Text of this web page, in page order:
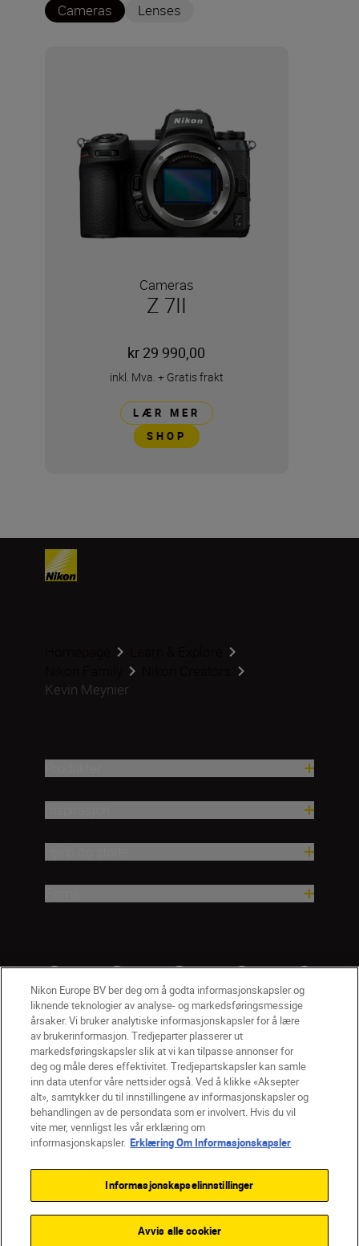
Cameras Lenses
Cameras
Z 7II
kr 29 990,00
inkl. Mva. + Gratis frakt
LÆR MER
SHOP
Kevin Meynier
NO Nikon Sites
Kontakt oss Personvernerklæring
Vilkår og betingelser for Nikon Store
Erklæring Om Informasjonskapsler
Tilgjengelighet
Innstillinger for informasjonskapsler
Nikon Europe BV ber deg om å godta informasjonskapsler og
liknende teknologier av analyse- og markedsføringsmessige
årsaker. Vi bruker analytiske informasjonskapsler for å lære
av brukerinformasjon. Tredjeparter plasserer ut
markedsføringskapsler slik at vi kan tilpasse annonser for
deg og måle deres effektivitet. Tredjepartskapsler kan samle
inn data utenfor våre nettsider også. Ved å klikke «Aksepter
alt», samtykker du til innstillingene av informasjonskapsler og
behandlingen av de persondata som er involvert. Hvis du vil
vite mer, vennligst les vår erklæring om
informasjonskapsler. Erklæring Om Informasjonskapsler
Informasjonskapselinnstillinger
Avvis alle cookier